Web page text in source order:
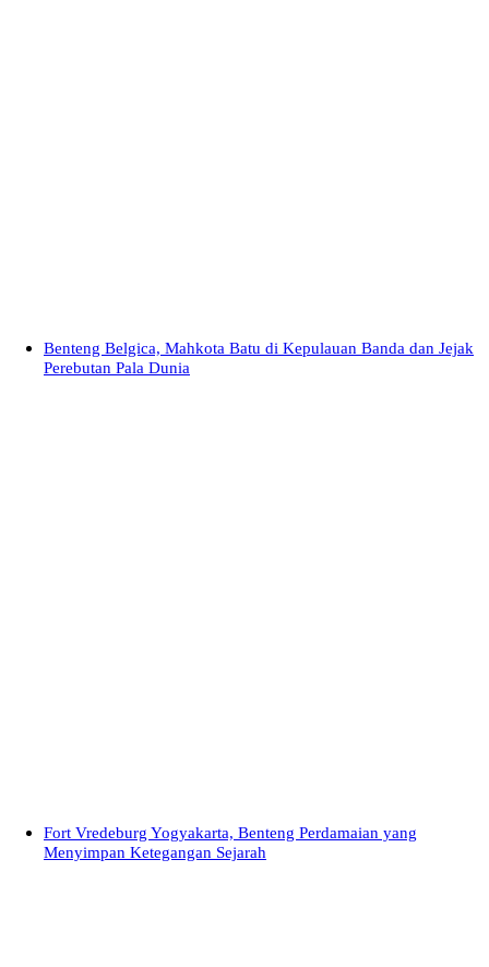
Benteng Belgica, Mahkota Batu di Kepulauan Banda dan Jejak
Perebutan Pala Dunia
Fort Vredeburg Yogyakarta, Benteng Perdamaian yang
Menyimpan Ketegangan Sejarah